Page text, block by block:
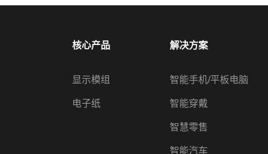
核心产品
显示模组
电子纸
解决方案
智能手机/平板电脑
智能穿戴
智慧零售
智能汽车